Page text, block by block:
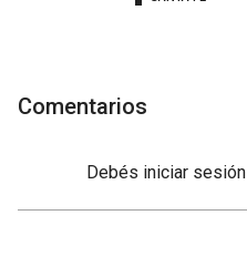
Comentarios
Debés iniciar sesión